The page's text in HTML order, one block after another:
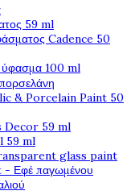
59 ml
Cadence 50
ύφασμα 100 ml
& Porcelain Paint 50
Decor 59 ml
59 ml
glass paint
Εφέ παγωμένου